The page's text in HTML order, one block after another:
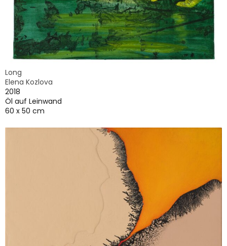
Long
Elena Kozlova
2018
Öl auf Leinwand
60 x 50 cm